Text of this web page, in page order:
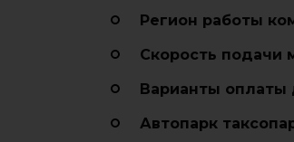
Регион работы
Cкорость подачи
Варианты оплаты
Автопарк